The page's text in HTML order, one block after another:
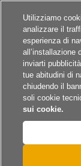
A
Utilizziamo
analizzare il
esperienza di
all’installazione
inviarti
tue abitudini di
chiudendo il
soli cookie
sui cookie.